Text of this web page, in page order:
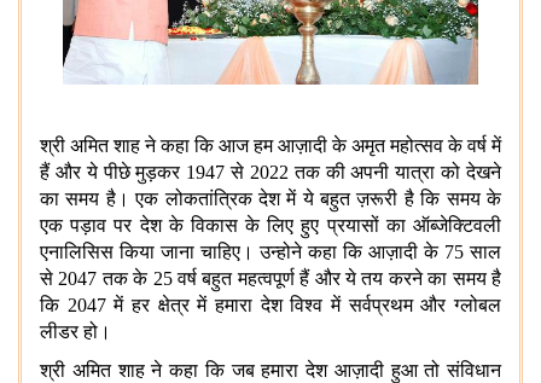
श्री अमित शाह ने कहा कि आज हम आज़ादी के अमृत महोत्सव के वर्ष में
हैं और ये पीछे मुड़कर 1947 से 2022 तक की अपनी यात्रा को देखने
का समय है। एक लोकतांत्रिक देश में ये बहुत ज़रूरी है कि समय के
एक पड़ाव पर देश के विकास के लिए हुए प्रयासों का ऑब्जेक्टिवली
एनालिसिस किया जाना चाहिए। उन्होने कहा कि आज़ादी के 75 साल
से 2047 तक के 25 वर्ष बहुत महत्वपूर्ण हैं और ये तय करने का समय है
कि 2047 में हर क्षेत्र में हमारा देश विश्व में सर्वप्रथम और ग्लोबल
लीडर हो।
श्री अमित शाह ने कहा कि जब हमारा देश आज़ादी हुआ तो संविधान